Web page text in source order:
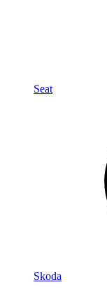
Seat
Skoda